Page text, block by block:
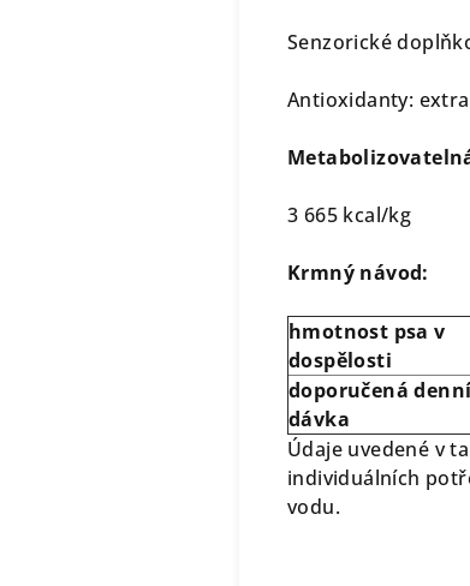
Senzorické
Antioxidanty:
3 665 kcal/kg
Krmný návod:
hmotnost psa v
dospělosti
doporučená
dávka
Údaje uvedené v
individuálních
vodu.